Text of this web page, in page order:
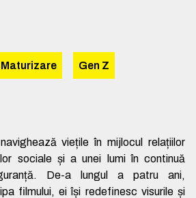
Maturizare Gen Z
viețile în mijlocul relațiilor
sociale și a unei lumi în continuă
De-a lungul a patru ani,
filmului, ei își redefinesc visurile și